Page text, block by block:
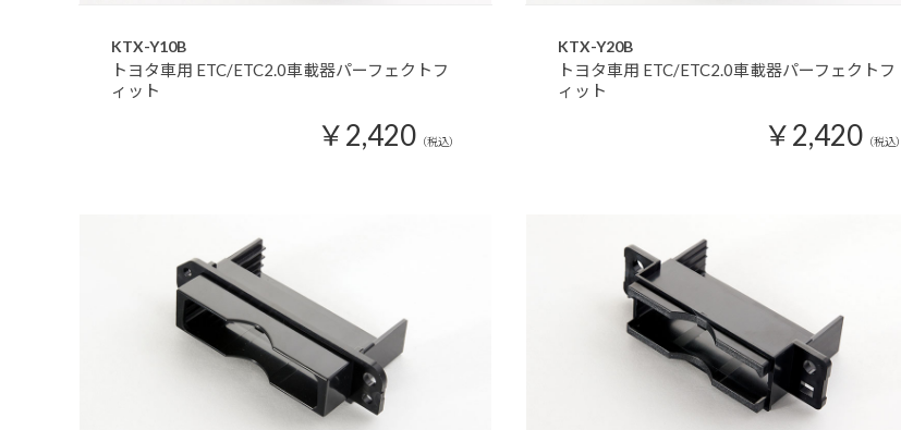
KTX-Y10B
トヨタ車用 ETC/ETC2.0車載器パーフェクトフ
ィット
￥2,420 （税込）
KTX-Y20B
トヨタ車用 ETC/ETC2.0車載器パーフェクトフ
ィット
￥2,420 （税込）